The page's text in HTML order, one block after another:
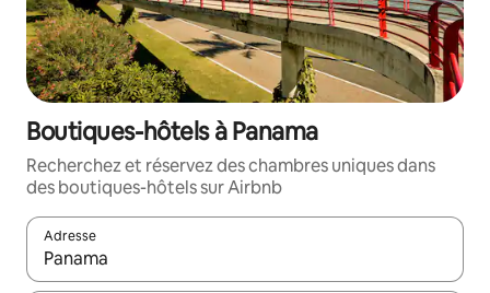
Boutiques-hôtels à Panama
Recherchez et réservez des chambres uniques dans
des boutiques-hôtels sur Airbnb
Adresse
Lorsque les résultats s'affichent, utilisez les flèches vers le